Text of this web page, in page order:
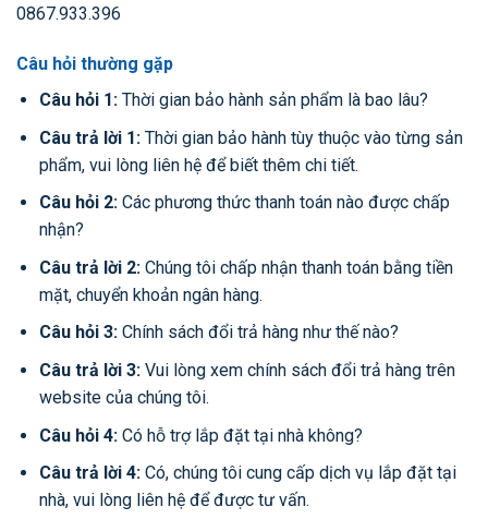
0867.933.396
Câu hỏi thường gặp
Câu hỏi 1:Thời gian bảo hành sản phẩm là bao lâu?
Câu trả lời 1:Thời gian bảo hành tùy thuộc vào từng sản
phẩm, vui lòng liên hệ để biết thêm chi tiết.
Câu hỏi 2:Các phương thức thanh toán nào được chấp
nhận?
Câu trả lời 2:Chúng tôi chấp nhận thanh toán bằng tiền
mặt, chuyển khoản ngân hàng.
Câu hỏi 3:Chính sách đổi trả hàng như thế nào?
Câu trả lời 3:Vui lòng xem chính sách đổi trả hàng trên
website của chúng tôi.
Câu hỏi 4:Có hỗ trợ lắp đặt tại nhà không?
Câu trả lời 4:Có, chúng tôi cung cấp dịch vụ lắp đặt tại
nhà, vui lòng liên hệ để được tư vấn.